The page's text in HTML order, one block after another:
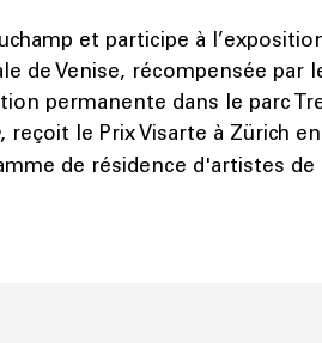
et participe à
de Venise, récompensée par
permanente dans le parc
, reçoit le Prix Visarte à Zürich en
de résidence d'artistes de